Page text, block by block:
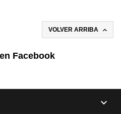
VOLVER ARRIBA 
Facebook
